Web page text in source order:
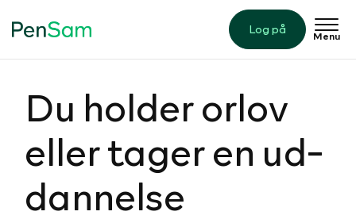
Log på Menu
Du holder orlov
eller tager en ud­
dan­nelse